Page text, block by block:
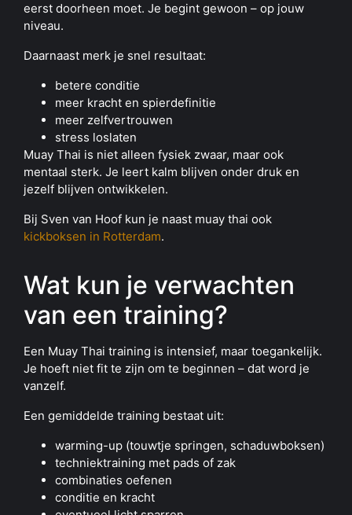
eerst doorheen moet. Je begint gewoon – op jouw
niveau.
Daarnaast merk je snel resultaat:
betere conditie
meer kracht en spierdefinitie
meer zelfvertrouwen
stress loslaten
Muay Thai is niet alleen fysiek zwaar, maar ook
mentaal sterk. Je leert kalm blijven onder druk en
jezelf blijven ontwikkelen.
Bij Sven van Hoof kun je naast muay thai ook
kickboksen in Rotterdam.
Wat kun je verwachten
van een training?
Een Muay Thai training is intensief, maar toegankelijk.
Je hoeft niet fit te zijn om te beginnen – dat word je
vanzelf.
Een gemiddelde training bestaat uit:
warming-up (touwtje springen, schaduwboksen)
techniektraining met pads of zak
combinaties oefenen
conditie en kracht